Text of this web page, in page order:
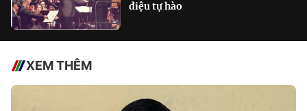
điệu tự hào
XEM THÊM